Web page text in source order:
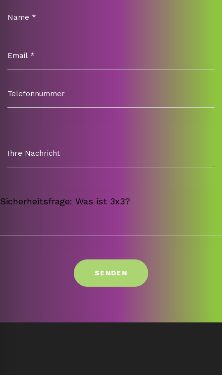
Sicherheitsfrage: Was ist 3x3?